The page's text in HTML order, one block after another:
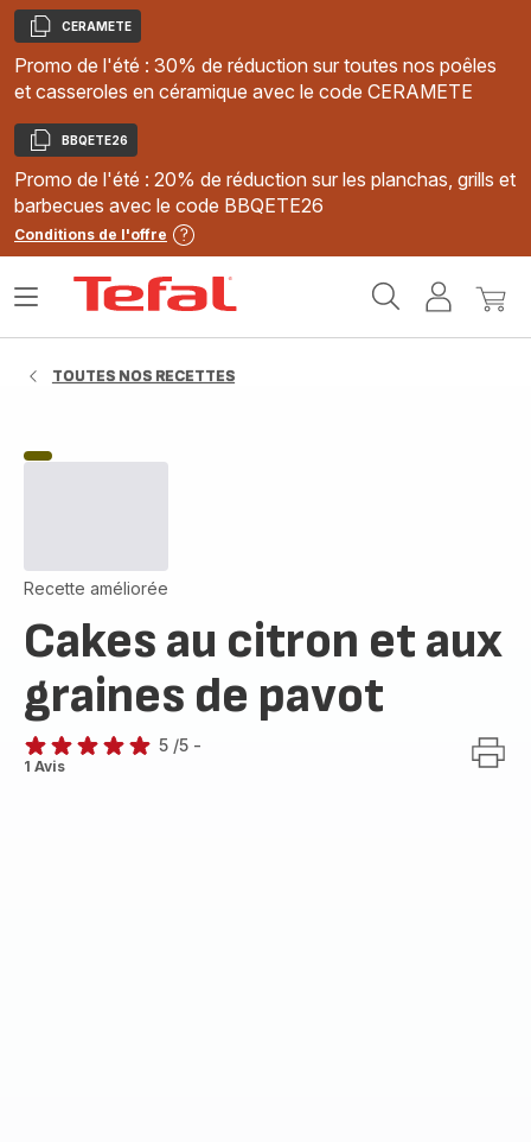
Copier
CERAMETE
Promo de l'été : 30% de réduction sur toutes nos poêles
et casseroles en céramique avec le code CERAMETE
Copier
BBQETE26
Promo de l'été : 20% de réduction sur les planchas, grills et
barbecues avec le code BBQETE26
Conditions de l'offre
MonMon
Ouvrir
TOUTES NOS RECETTES
Recette améliorée
Cakes au citron et aux
graines de pavot
Avis
5 /5 -
1 Avis